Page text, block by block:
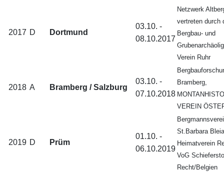
2017 D Dortmund
03.10. -
08.10.2017
Netzwerk
vertreten durch
Bergbau- und
Verein Ruhr
2018 A Bramberg / Salzburg
03.10. -
07.10.2018
Bramberg,
VEREIN
2019 D Prüm
01.10. -
06.10.2019
St.Barbara
Heimatverein
VoG
Recht/Belgien